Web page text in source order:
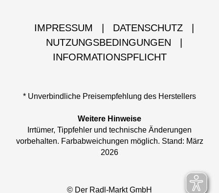
IMPRESSUM DATENSCHUTZ
NUTZUNGSBEDINGUNGEN
INFORMATIONSPFLICHT
* Unverbindliche Preisempfehlung des Herstellers
Weitere Hinweise
Irrtümer, Tippfehler und technische Änderungen
vorbehalten. Farbabweichungen möglich. Stand: März
2026
© Der Radl-Markt GmbH